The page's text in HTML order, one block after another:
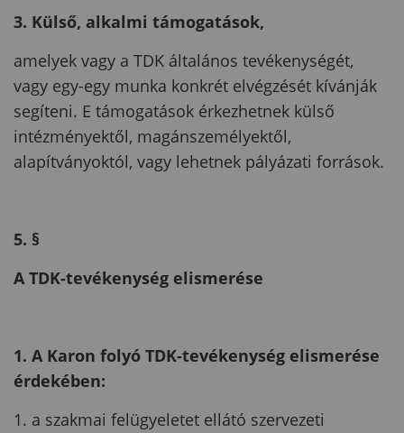
3. Külső, alkalmi támogatások,
amelyek vagy a TDK általános tevékenységét,
vagy egy-egy munka konkrét elvégzését kívánják
segíteni. E támogatások érkezhetnek külső
intézményektől, magánszemélyektől,
alapítványoktól, vagy lehetnek pályázati források.
5. §
A TDK-tevékenység elismerése
1. A Karon folyó TDK-tevékenység elismerése
érdekében:
1. a szakmai felügyeletet ellátó szervezeti